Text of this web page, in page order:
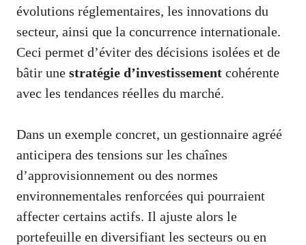
évolutions réglementaires, les innovations du
secteur, ainsi que la concurrence internationale.
Ceci permet d’éviter des décisions isolées et de
bâtir une stratégie d’investissement cohérente
avec les tendances réelles du marché.
Dans un exemple concret, un gestionnaire agréé
anticipera des tensions sur les chaînes
d’approvisionnement ou des normes
environnementales renforcées qui pourraient
affecter certains actifs. Il ajuste alors le
portefeuille en diversifiant les secteurs ou en